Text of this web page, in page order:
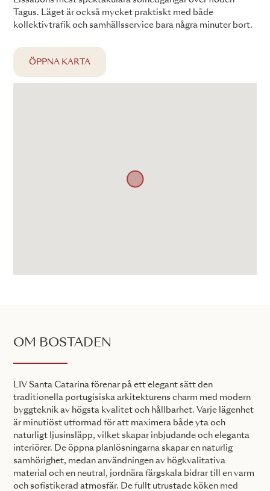
Tagus. Läget är också mycket praktiskt med både
kollektivtrafik och samhällsservice bara några minuter bort.
ÖPPNA KARTA
OM BOSTADEN
LIV Santa Catarina förenar på ett elegant sätt den
traditionella portugisiska arkitekturens charm med modern
byggteknik av högsta kvalitet och hållbarhet. Varje lägenhet
är minutiöst utformad för att maximera både yta och
naturligt ljusinsläpp, vilket skapar inbjudande och eleganta
interiörer. De öppna planlösningarna skapar en naturlig
samhörighet, medan användningen av högkvalitativa
material och en neutral, jordnära färgskala bidrar till en varm
och sofistikerad atmosfär. De fullt utrustade köken med